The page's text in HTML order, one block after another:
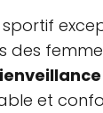
des
et